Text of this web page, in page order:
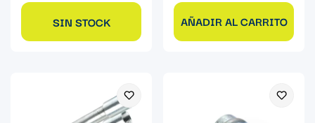
SIN STOCK AÑADIR AL CARRITO